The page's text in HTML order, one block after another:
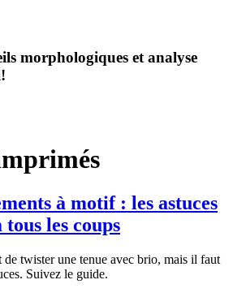
morphologiques et analyse
à motif : les astuces
les coups
de twister une tenue avec brio, mais il faut
Suivez le guide.